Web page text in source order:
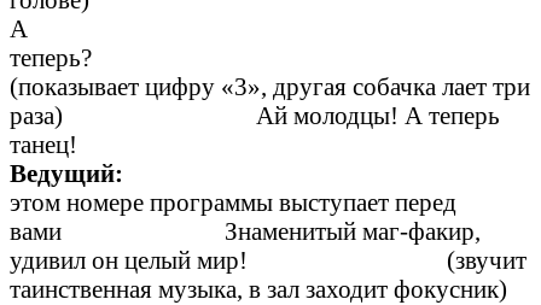
А
(показывает цифру «3», другая собачка лает три
раза) Ай молодцы! А теперь
танец!
этом номере программы выступает перед
вами Знаменитый маг-факир,
удивил он целый мир! (звучит
таинственная музыка, в зал заходит фокусник)